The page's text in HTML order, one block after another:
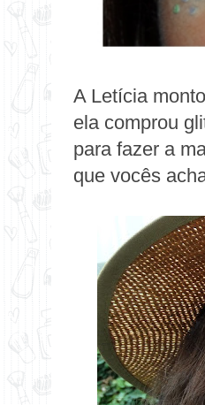
A Letícia
ela comprou
para fazer a
que vocês